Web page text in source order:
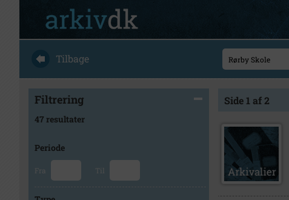
Tilbage
Filtrering
47 resultater
Periode
Fra Til
Side 1 af 2